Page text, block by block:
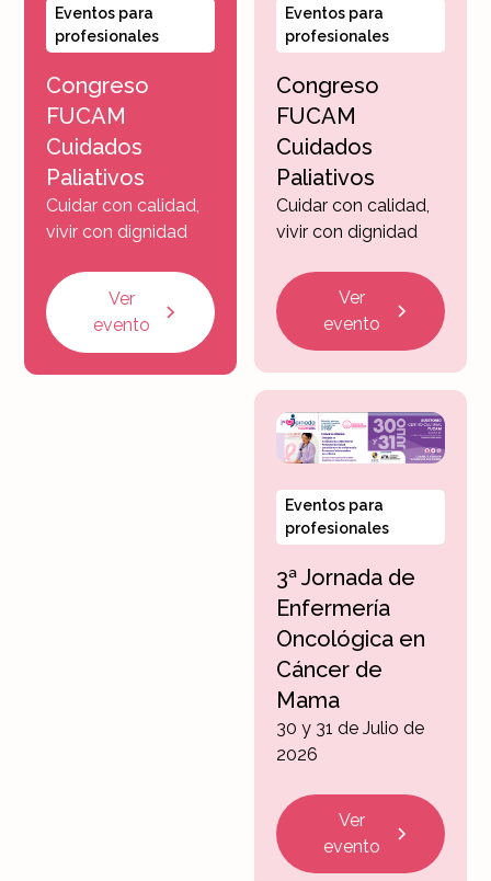
Eventos para
profesionales
Congreso
FUCAM
Cuidados
Paliativos
Cuidar con calidad,
vivir con dignidad
Ver
evento
Eventos para
profesionales
Congreso
FUCAM
Cuidados
Paliativos
Cuidar con calidad,
vivir con dignidad
Ver
evento
Eventos para
profesionales
3ª Jornada de
Enfermería
Oncológica en
Cáncer de
Mama
30 y 31 de Julio de
2026
Ver
evento